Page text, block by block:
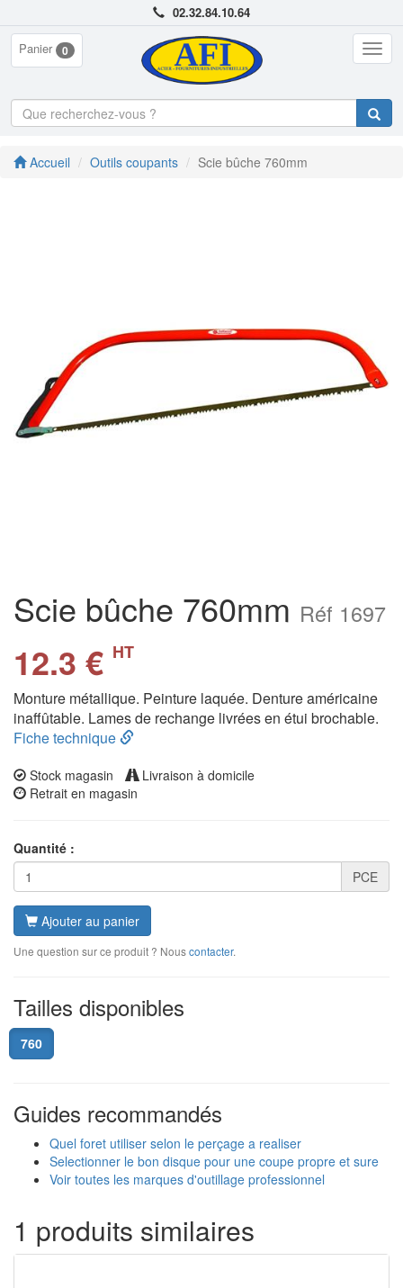
02.32.84.10.64
Panier 0
Accueil Outils coupants Scie bûche 760mm
Scie bûche 760mm Réf 1697
12.3 € HT
Monture métallique. Peinture laquée. Denture américaine
inaffûtable. Lames de rechange livrées en étui brochable.
Fiche technique
Stock magasin
Livraison à domicile
Retrait en magasin
Quantité :
PCE
Ajouter au panier
Une question sur ce produit ? Nouscontacter.
Tailles disponibles
760
Guides recommandés
Quel foret utiliser selon le perçage a realiser
Selectionner le bon disque pour une coupe propre et sure
Voir toutes les marques d'outillage professionnel
1 produits similaires